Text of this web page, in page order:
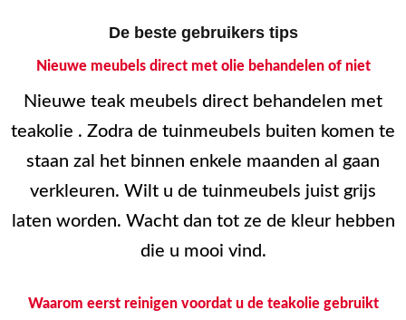
De beste gebruikers tips
Nieuwe meubels direct met olie behandelen of niet
Nieuwe teak meubels direct behandelen met
teakolie . Zodra de tuinmeubels buiten komen te
staan zal het binnen enkele maanden al gaan
verkleuren. Wilt u de tuinmeubels juist grijs
laten worden. Wacht dan tot ze de kleur hebben
die u mooi vind.
Waarom eerst reinigen voordat u de teakolie gebruikt